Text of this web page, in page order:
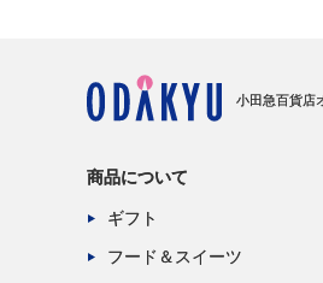
小田急百貨店
商品について
ギフト
フード＆スイーツ